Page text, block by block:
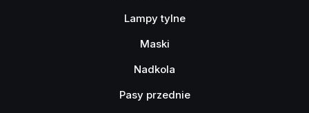
Lampy tylne
Maski
Nadkola
Pasy przednie